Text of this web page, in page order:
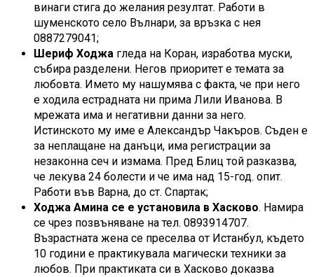
винаги стига до желания резултат. Работи в
шуменското село Вълнари, за връзка с нея
0887279041;
Шериф Ходжа гледа на Коран, изработва муски,
събира разделени. Негов приоритет е темата за
любовта. Името му нашумява с факта, че при него
е ходила естрадната ни прима Лили Иванова. В
мрежата има и негативни данни за него.
Истинското му име е Александър Чакъров. Съден е
за неплащане на данъци, има регистрации за
незаконна сеч и измама. Пред Блиц той разказва,
че лекува 24 болести и че има над 15-год. опит.
Работи във Варна, до ст. Спартак;
Ходжа Амина се е установила в Хасково. Намира
се чрез позвъняване на тел. 0893914707.
Възрастната жена се преселва от Истанбул, където
10 години е практикувала магически техники за
любов. При практиката си в Хасково доказва